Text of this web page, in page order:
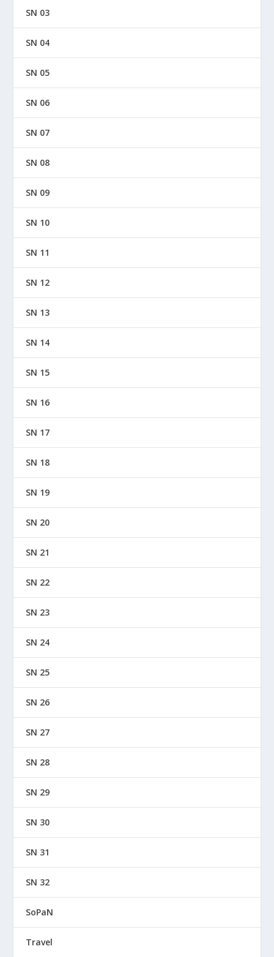
SN 03
SN 04
SN 05
SN 06
SN 07
SN 08
SN 09
SN 10
SN 11
SN 12
SN 13
SN 14
SN 15
SN 16
SN 17
SN 18
SN 19
SN 20
SN 21
SN 22
SN 23
SN 24
SN 25
SN 26
SN 27
SN 28
SN 29
SN 30
SN 31
SN 32
SoPaN
Travel